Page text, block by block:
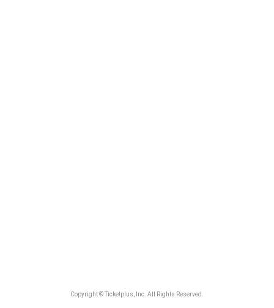
Copyright © Ticketplus, Inc. All Rights Reserved.